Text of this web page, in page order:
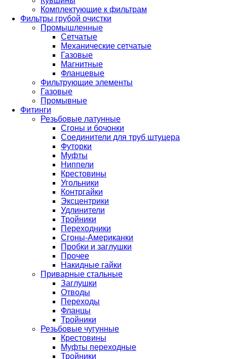
Комплектующие к фильтрам
Фильтры грубой очистки
Промышленные
Сетчатые
Механические сетчатые
Газовые
Магнитные
Фланцевые
Фильтрующие элементы
Газовые
Промывные
Фитинги
Резьбовые латунные
Сгоны и бочонки
Соединители для труб штуцера
Футорки
Муфты
Ниппели
Крестовины
Угольники
Контргайки
Эксцентрики
Удлинители
Тройники
Переходники
Сгоны-Американки
Пробки и заглушки
Прочее
Накидные гайки
Приварные стальные
Заглушки
Отводы
Переходы
Фланцы
Тройники
Резьбовые чугунные
Крестовины
Муфты переходные
Тройники